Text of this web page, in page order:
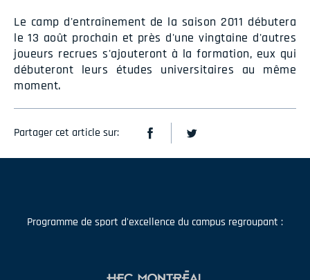
Le camp d'entraînement de la saison 2011 débutera
le 13 août prochain et près d'une vingtaine d'autres
joueurs recrues s'ajouteront à la formation, eux qui
débuteront leurs études universitaires au même
moment.
Partager cet article sur:
Programme de sport d'excellence du campus regroupant :